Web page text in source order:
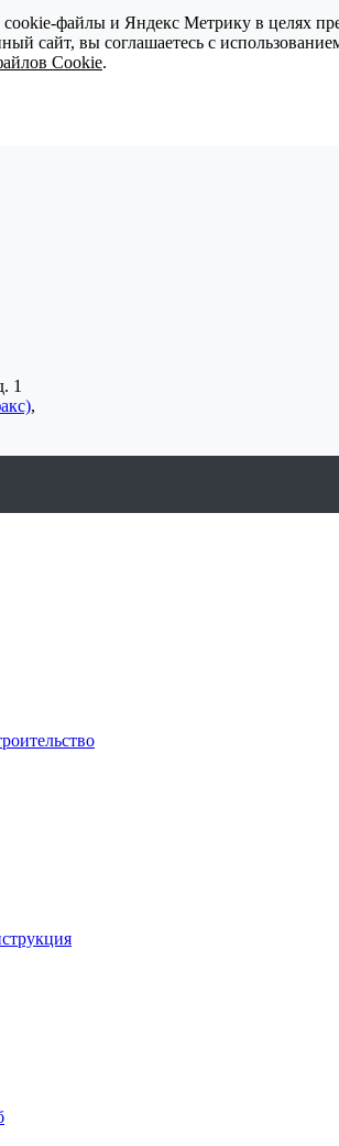
1
,
файлы и Яндекс Метрику в целях
сайт, вы соглашаетесь с
Cookie.